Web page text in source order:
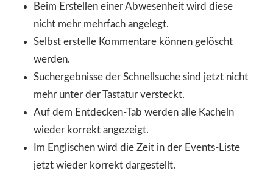
Beim Erstellen einer Abwesenheit wird diese
nicht mehr mehrfach angelegt.
Selbst erstelle Kommentare können gelöscht
werden.
Suchergebnisse der Schnellsuche sind jetzt nicht
mehr unter der Tastatur versteckt.
Auf dem Entdecken-Tab werden alle Kacheln
wieder korrekt angezeigt.
Im Englischen wird die Zeit in der Events-Liste
jetzt wieder korrekt dargestellt.